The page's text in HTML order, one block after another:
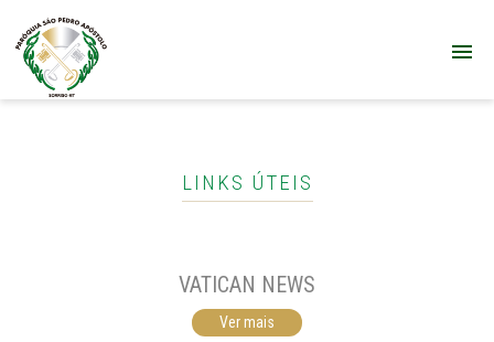
LINKS ÚTEIS
VATICAN NEWS
Ver mais